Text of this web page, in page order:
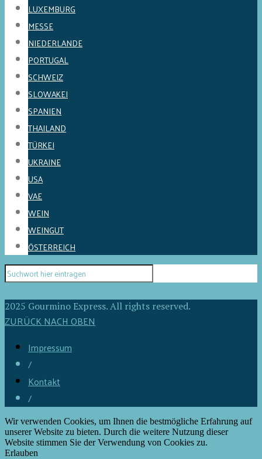
LUXEMBURG
MESSE
NIEDERLANDE
PORTUGAL
SCHWEIZ
SLOWAKEI
SPANIEN
THAILAND
TÜRKEI
UKRAINE
USA
VAE
WEIN
WEINGUT
ÖSTERREICH
2025 Gourmino Express. All rights reserved.
ZURÜCK NACH OBEN
Impressum
/
Kontakt
/
Wir verwenden Cookies, um Ihnen die bestmögliche Erfahrung auf
unserer Website zu bieten. Durch die weitere Nutzung dieser
Website stimmen Sie der Verwendung von Cookies zu.
Erlauben